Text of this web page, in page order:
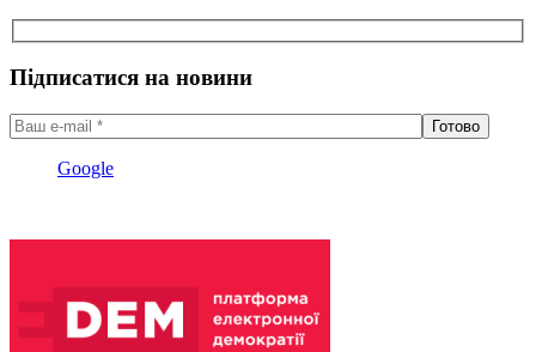
Підписатися на новини
Google